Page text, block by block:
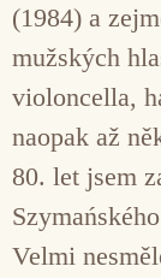
(1984) a
mužských
violoncella,
naopak až
80. let jsem
Velmi